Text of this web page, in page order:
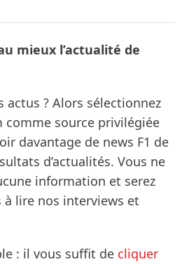
mieux l’actualité de
actus ? Alors sélectionnez
comme source privilégiée
davantage de news F1 de
d’actualités. Vous ne
information et serez
lire nos interviews et
: il vous suffit de cliquer